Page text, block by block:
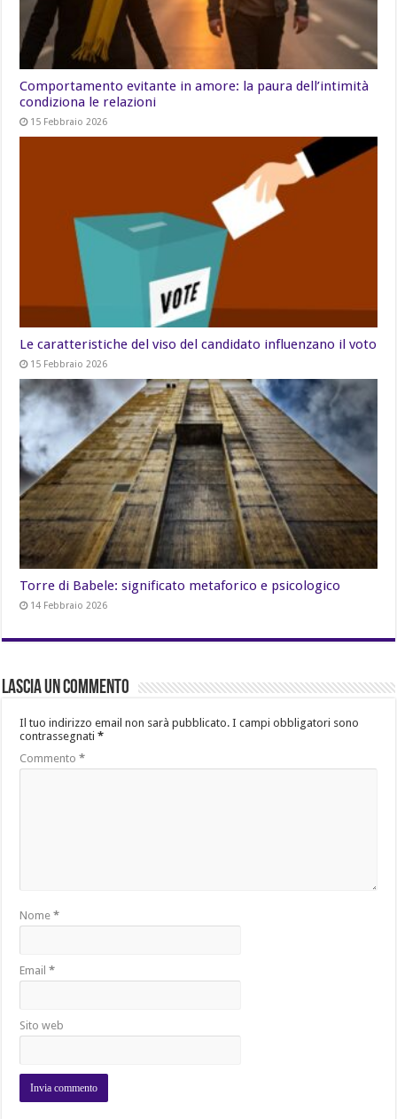
Comportamento evitante in amore: la paura dell’intimità
condiziona le relazioni
15 Febbraio 2026
Le caratteristiche del viso del candidato influenzano il voto
15 Febbraio 2026
Torre di Babele: significato metaforico e psicologico
14 Febbraio 2026
Lascia un commento
Il tuo indirizzo email non sarà pubblicato. I campi obbligatori sono
contrassegnati*
Commento*
Nome*
Email*
Sito web